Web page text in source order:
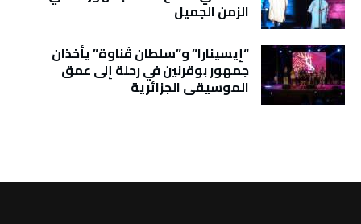
الزمن الجميل
“إيسينارا” و”سلطان ڤناوة” يأخذان
جمهور بوقرنين في رحلة إلى عمق
الموسيقى الجزائرية